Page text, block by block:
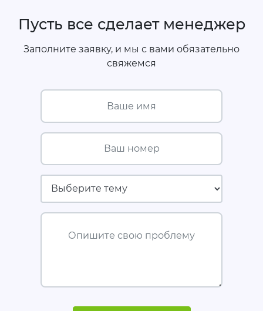
Пусть все сделает менеджер
Заполните заявку, и мы с вами обязательно
свяжемся
Ваше имя
Ваш номер
Страховая компания
Опишите свою проблему